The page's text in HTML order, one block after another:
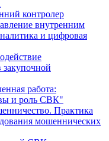
контролер
внутренним
и цифровая
закупочной
работа:
и роль СВК"
Практика
мошеннических